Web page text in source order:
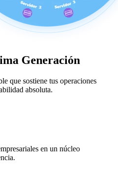
Generación
que sostiene tus operaciones
absoluta.
en un núcleo